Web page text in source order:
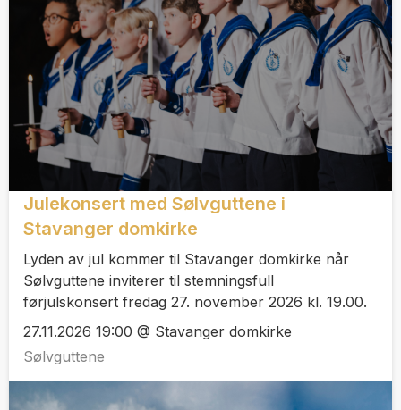
Julekonsert med Sølvguttene i
Stavanger domkirke
Lyden av jul kommer til Stavanger domkirke når
Sølvguttene inviterer til stemningsfull
førjulskonsert fredag 27. november 2026 kl. 19.00.
27.11.2026 19:00 @ Stavanger domkirke
Sølvguttene